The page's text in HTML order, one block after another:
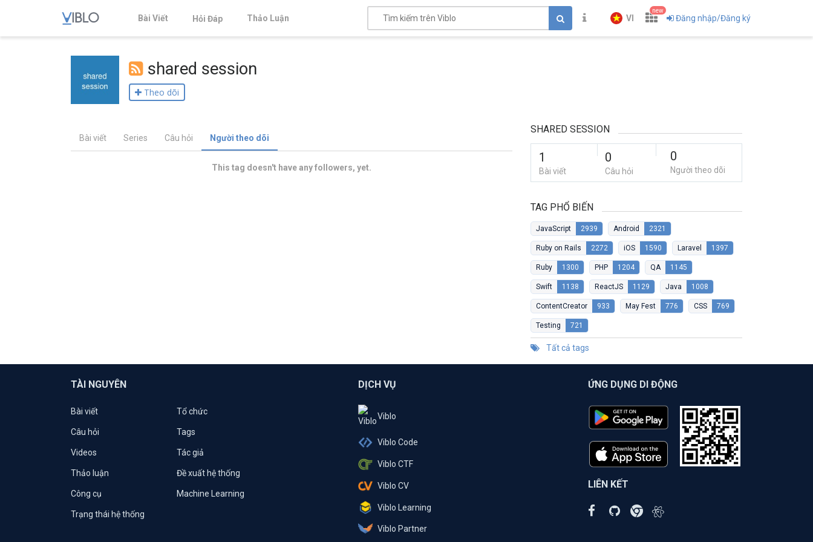
Bài Viết Hỏi Đáp Thảo Luận VI
new
Đăng nhập/Đăng ký
shared session
Theo dõi
Bài viết Series Câu hỏi Người theo dõi
This tag doesn't have any followers, yet.
SHARED SESSION
1
Bài viết
0
Câu hỏi
0
Người theo dõi
TAG PHỔ BIẾN
JavaScript 2939 Android 2321
Ruby on Rails 2272 iOS 1590 Laravel 1397
Ruby 1300 PHP 1204 QA 1145
Swift 1138 ReactJS 1129 Java 1008
ContentCreator 933 May Fest 776 CSS 769
Testing 721
Tất cả tags
TÀI NGUYÊN
Bài viết Tổ chức
Câu hỏi Tags
Videos Tác giả
Thảo luận Đề xuất hệ thống
Công cụ Machine Learning
Trạng thái hệ thống
DỊCH VỤ
Viblo
Viblo Code
Viblo CTF
Viblo CV
Viblo Learning
Viblo Partner
ỨNG DỤNG DI ĐỘNG
LIÊN KẾT